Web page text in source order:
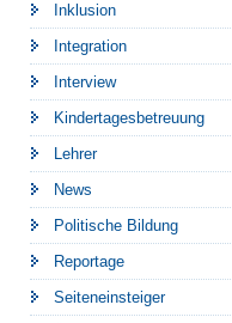
Inklusion
Integration
Interview
Kindertagesbetreuung
Lehrer
News
Politische Bildung
Reportage
Seiteneinsteiger